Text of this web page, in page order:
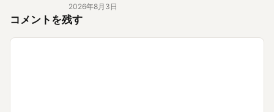
2026年8月3日
コメントを残す